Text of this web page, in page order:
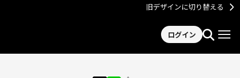
旧デザインに切り替える
ログイン